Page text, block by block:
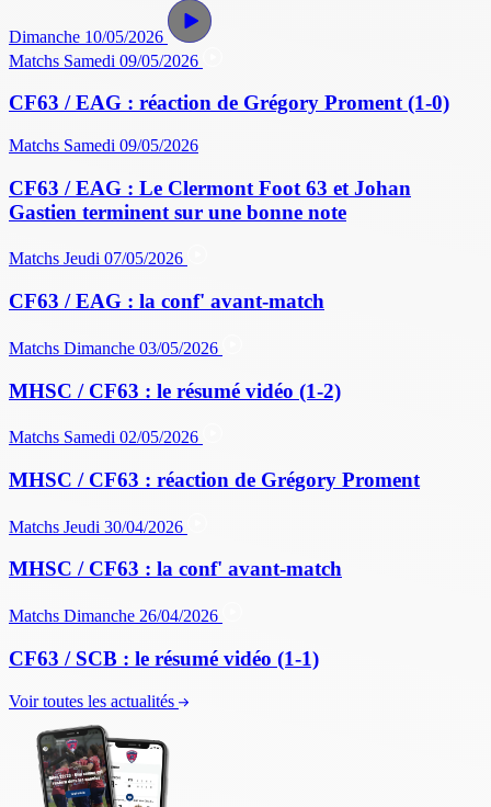
Dimanche 10/05/2026
Matchs Samedi 09/05/2026
CF63 / EAG : réaction de Grégory Proment (1-0)
Matchs Samedi 09/05/2026
CF63 / EAG : Le Clermont Foot 63 et Johan
Gastien terminent sur une bonne note
Matchs Jeudi 07/05/2026
CF63 / EAG : la conf' avant-match
Matchs Dimanche 03/05/2026
MHSC / CF63 : le résumé vidéo (1-2)
Matchs Samedi 02/05/2026
MHSC / CF63 : réaction de Grégory Proment
Matchs Jeudi 30/04/2026
MHSC / CF63 : la conf' avant-match
Matchs Dimanche 26/04/2026
CF63 / SCB : le résumé vidéo (1-1)
Voir toutes les actualités